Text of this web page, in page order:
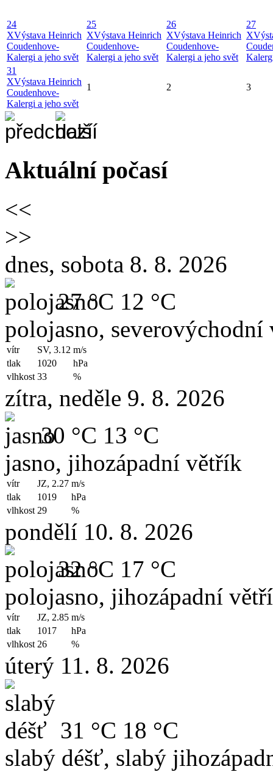
24
XVýstava Heinrich
Coudenhove-
Kalergi a jeho svět
25
XVýstava Heinrich
Coudenhove-
Kalergi a jeho svět
26
XVýstava Heinrich
Coudenhove-
Kalergi a jeho svět
27
X
31
XVýstava Heinrich
Coudenhove-
Kalergi a jeho svět
1 2 3
Aktuální počasí
<<
>>
dnes, sobota 8. 8. 2026
27 °C 12 °C
polojasno, severovýchodní
vítr SV, 3.12 m/s
tlak
1020
hPa
vlhkost 33 %
zítra, neděle 9. 8. 2026
30 °C 13 °C
jasno, jihozápadní větřík
vítr JZ, 2.27 m/s
tlak
1019
hPa
vlhkost 29 %
pondělí 10. 8. 2026
32 °C 17 °C
polojasno, jihozápadní
vítr JZ, 2.85 m/s
tlak
1017
hPa
vlhkost 26 %
úterý 11. 8. 2026
31 °C 18 °C
slabý déšť, slabý